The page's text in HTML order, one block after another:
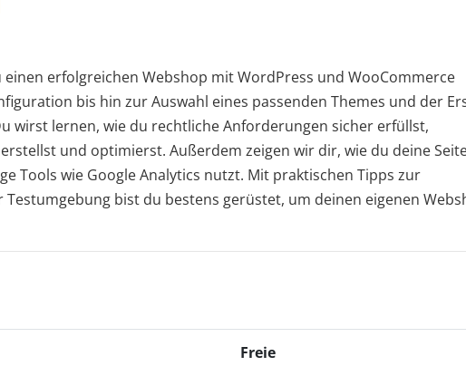
erfolgreichen Webshop mit WordPress und WooCommerce
bis hin zur Auswahl eines passenden Themes und der
wirst lernen, wie du rechtliche Anforderungen sicher erfüllst,
und optimierst. Außerdem zeigen wir dir, wie du deine
Tools wie Google Analytics nutzt. Mit praktischen Tipps zur
bist du bestens gerüstet, um deinen eigenen
Freie